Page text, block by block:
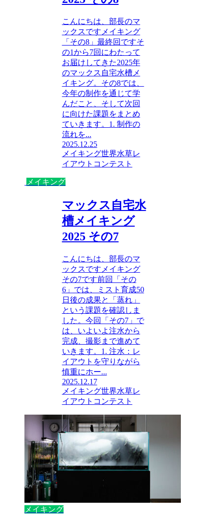
こんにちは、部長のマ
ックスですメイキング
「その8」最終回ですそ
の1から7回にわたって
お届けしてきた2025年
のマックス自宅水槽メ
イキング。その8では、
今年の制作を通じて学
んだこと、そして次回
に向けた課題をまとめ
ていきます。1. 制作の
流れを...
2025.12.25
メイキング世界水草レ
イアウトコンテスト
メイキング
マックス自宅水
槽メイキング
2025 その7
こんにちは、部長のマ
ックスですメイキング
その7です前回「その
6」では、ミスト育成50
日後の成果と「蒸れ」
という課題を確認しま
した。今回「その7」で
は、いよいよ注水から
完成、撮影まで進めて
いきます。1. 注水：レ
イアウトを守りながら
慎重にホー...
2025.12.17
メイキング世界水草レ
イアウトコンテスト
メイキング